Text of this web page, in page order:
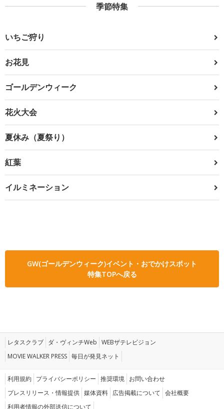
季節特集
いちご狩り
お花見
ゴールデンウィーク
花火大会
夏休み（夏祭り）
紅葉
イルミネーション
GW(ゴールデンウィーク)イベント・おでかけスポット
特集TOPへ戻る
レタスクラブ ダ・ヴィンチWeb WEBザテレビジョン
MOVIE WALKER PRESS 毎日が発見ネット
利用規約 プライバシーポリシー 推奨環境 お問い合わせ
プレスリリース・情報提供 媒体資料 広告掲載について 会社概要
利用者情報の外部送信について